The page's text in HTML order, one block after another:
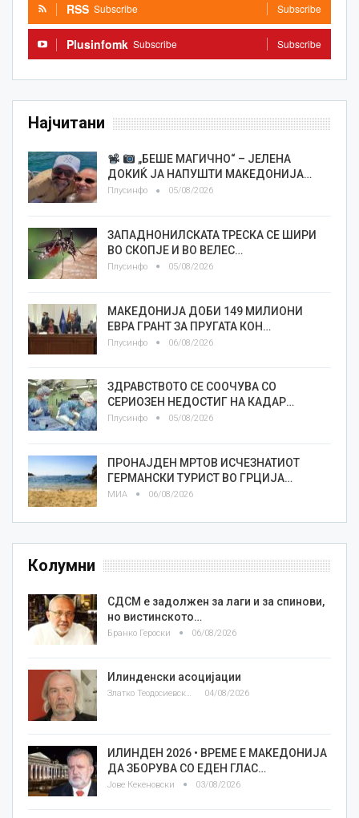
RSS Subscribe Subscribe
Plusinfomk Subscribe Subscribe
Најчитани
„БЕШЕ МАГИЧНО“ – ЈЕЛЕНА
ДОКИЌ ЈА НАПУШТИ МАКЕДОНИЈА…
Плусинфо 05/08/2026
ЗАПАДНОНИЛСКАТА ТРЕСКА СЕ ШИРИ
ВО СКОПЈЕ И ВО ВЕЛЕС…
Плусинфо 05/08/2026
МАКЕДОНИЈА ДОБИ 149 МИЛИОНИ
ЕВРА ГРАНТ ЗА ПРУГАТА КОН…
Плусинфо 06/08/2026
ЗДРАВСТВОТО СЕ СООЧУВА СО
СЕРИОЗЕН НЕДОСТИГ НА КАДАР…
Плусинфо 05/08/2026
ПРОНАЈДЕН МРТОВ ИСЧЕЗНАТИОТ
ГЕРМАНСКИ ТУРИСТ ВО ГРЦИЈА…
МИА 06/08/2026
Колумни
СДСМ е задолжен за лаги и за спинови,
но вистинското…
Бранко Героски 06/08/2026
Илинденски асоцијации
Златко Теодосиевски 04/08/2026
ИЛИНДЕН 2026 • ВРЕМЕ Е МАКЕДОНИЈА
ДА ЗБОРУВА СО ЕДЕН ГЛАС…
Јове Кекеновски 03/08/2026